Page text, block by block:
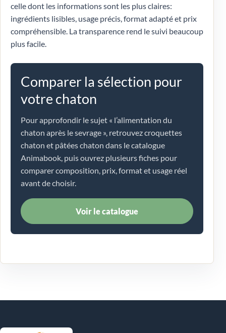
celle dont les informations sont les plus claires:
ingrédients lisibles, usage précis, format adapté et prix
compréhensible. La transparence rend le suivi beaucoup
plus facile.
Comparer la sélection pour
votre chaton
Pour approfondir le sujet « l’alimentation du
chaton après le sevrage », retrouvez croquettes
chaton et pâtées chaton dans le catalogue
Animabook, puis ouvrez plusieurs fiches pour
comparer composition, prix, format et usage réel
avant de choisir.
Voir le catalogue